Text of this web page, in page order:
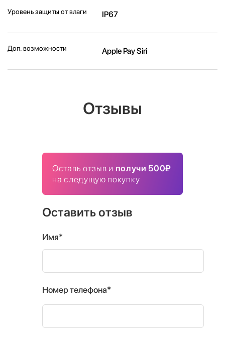
Уровень защиты от влаги IP67
Доп. возможности Apple Pay Siri
Отзывы
Оставь отзыв и получи 500₽
на следущую покупку
Оставить отзыв
Имя*
Номер телефона*